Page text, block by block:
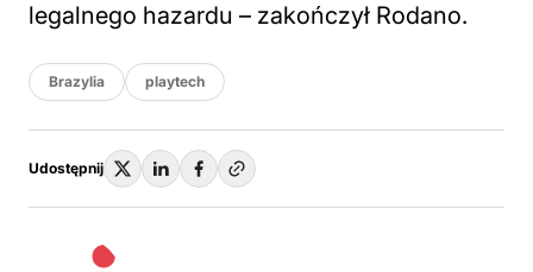
legalnego hazardu – zakończył Rodano.
Brazylia playtech
Udostępnij